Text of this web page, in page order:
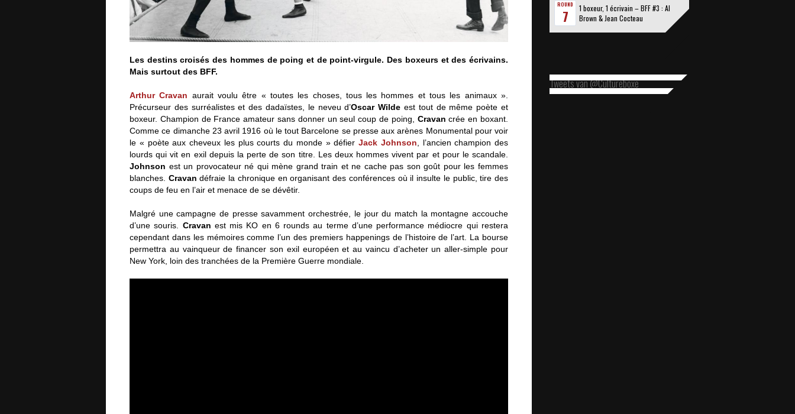
ROUND
7
1 boxeur, 1 écrivain – BFF #3 : Al
Brown & Jean Cocteau
Tweets van @Cultureboxe
Les destins croisés des hommes de poing et de point-virgule. Des boxeurs et des écrivains.
Mais surtout des BFF.
Arthur Cravan aurait voulu être « toutes les choses, tous les hommes et tous les animaux ».
Précurseur des surréalistes et des dadaïstes, le neveu d’Oscar Wilde est tout de même poète et
boxeur. Champion de France amateur sans donner un seul coup de poing, Cravan crée en boxant.
Comme ce dimanche 23 avril 1916 où le tout Barcelone se presse aux arènes Monumental pour voir
le « poète aux cheveux les plus courts du monde » défier Jack Johnson , l’ancien champion des
lourds qui vit en exil depuis la perte de son titre. Les deux hommes vivent par et pour le scandale.
Johnson est un provocateur né qui mène grand train et ne cache pas son goût pour les femmes
blanches. Cravan défraie la chronique en organisant des conférences où il insulte le public, tire des
coups de feu en l’air et menace de se dévêtir.
Malgré une campagne de presse savamment orchestrée, le jour du match la montagne accouche
d’une souris. Cravan est mis KO en 6 rounds au terme d’une performance médiocre qui restera
cependant dans les mémoires comme l’un des premiers happenings de l’histoire de l’art. La bourse
permettra au vainqueur de financer son exil européen et au vaincu d’acheter un aller-simple pour
New York, loin des tranchées de la Première Guerre mondiale.